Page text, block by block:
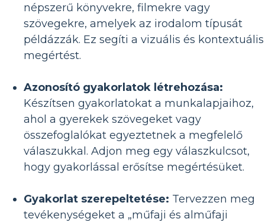
népszerű könyvekre, filmekre vagy
szövegekre, amelyek az irodalom típusát
példázzák. Ez segíti a vizuális és kontextuális
megértést.
Azonosító gyakorlatok létrehozása:
Készítsen gyakorlatokat a munkalapjaihoz,
ahol a gyerekek szövegeket vagy
összefoglalókat egyeztetnek a megfelelő
válaszukkal. Adjon meg egy válaszkulcsot,
hogy gyakorlással erősítse megértésüket.
Gyakorlat szerepeltetése: Tervezzen meg
tevékenységeket a „műfaji és alműfaji